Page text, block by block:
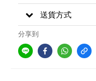
送貨方式
分享到